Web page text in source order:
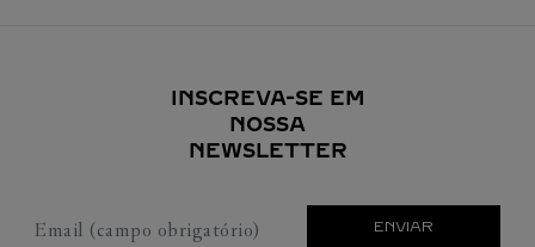
INSCREVA-SE EM
NOSSA
NEWSLETTER
Email (campo obrigatório) ENVIAR